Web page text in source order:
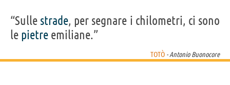
“Sulle strade, per segnare i chilometri, ci sono
le pietre emiliane.”
TOTÒ - Antonio Buonocore